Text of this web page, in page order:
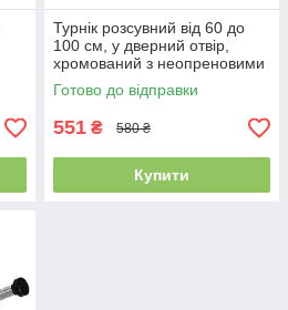
Турнік розсувний від 60 до
100 см, у дверний отвір,
хромований з неопреновими
вставками, «Record», FI-2542
Готово до відправки
551 ₴ 580 ₴
Купити